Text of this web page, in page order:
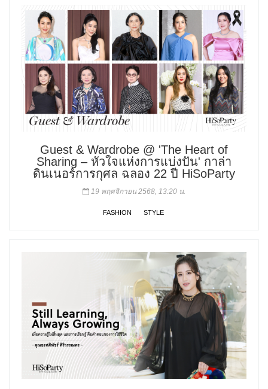
Guest & Wardrobe @ 'The Heart of
Sharing – หัวใจแห่งการแบ่งปัน' กาล่า
ดินเนอร์การกุศล ฉลอง 22 ปี HiSoParty
19 พฤศจิกายน 2568, 13:20 น.
FASHION STYLE